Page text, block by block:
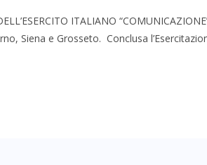
ITALIANO
Siena e Grosseto. Conclusa